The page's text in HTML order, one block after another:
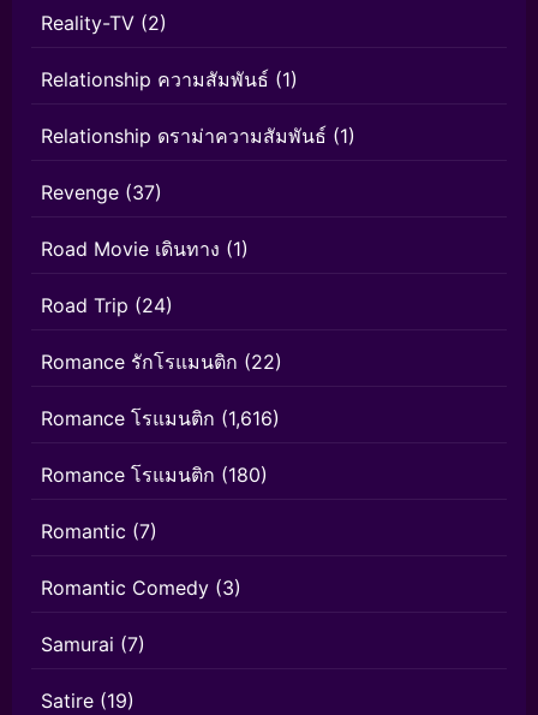
Reality-TV (2)
Relationship ความสัมพันธ์ (1)
Relationship ดราม่าความสัมพันธ์ (1)
Revenge (37)
Road Movie เดินทาง (1)
Road Trip (24)
Romance รักโรแมนติก (22)
Romance โรแมนติก (1,616)
Romance โรแมนติก (180)
Romantic (7)
Romantic Comedy (3)
Samurai (7)
Satire (19)